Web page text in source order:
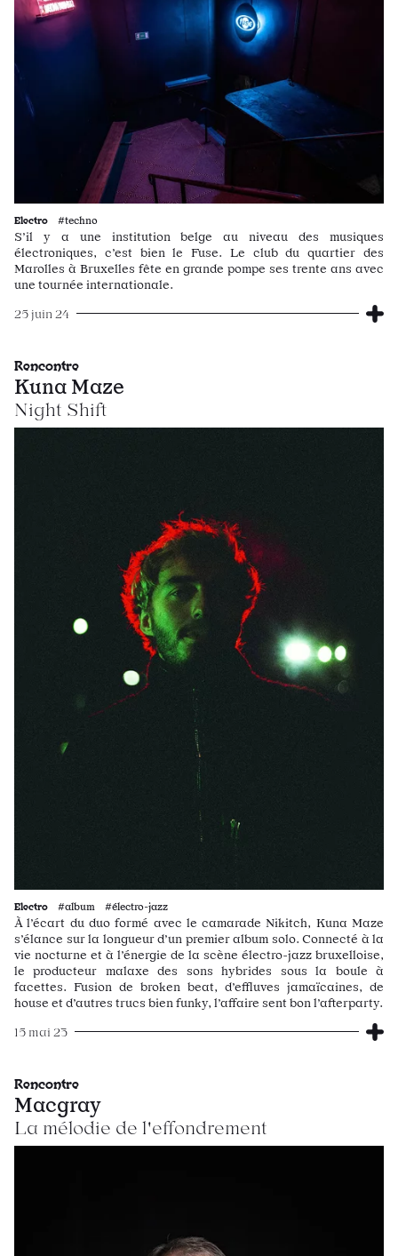
Electro #techno
S’il y a une institution belge au niveau des musiques
électroniques, c’est bien le Fuse. Le club du quartier des
Marolles à Bruxelles fête en grande pompe ses trente ans avec
une tournée internationale.
25 juin 24
Rencontre
Kuna Maze
Night Shift
Electro #album #électro-jazz
À l’écart du duo formé avec le camarade Nikitch, Kuna Maze
s’élance sur la longueur d’un premier album solo. Connecté à la
vie nocturne et à l’énergie de la scène électro-jazz bruxelloise,
le producteur malaxe des sons hybrides sous la boule à
facettes. Fusion de broken beat, d’effluves jamaïcaines, de
house et d’autres trucs bien funky, l’affaire sent bon l’afterparty.
15 mai 23
Rencontre
Macgray
La mélodie de l'effondrement